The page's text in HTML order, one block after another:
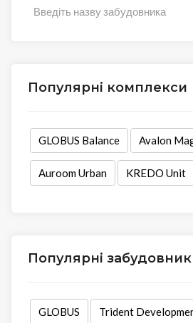
Введіть назву забудовника
Популярні комплекси
GLOBUS Balance Avalon
Auroom Urban KREDO Unit
Популярні
GLOBUS Trident